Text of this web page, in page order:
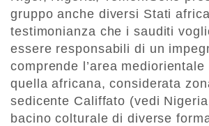
gruppo anche diversi Stati
testimonianza che i sauditi
essere responsabili di un
comprende l’area
quella africana, considerata
sedicente Califfato (vedi
bacino colturale di diverse